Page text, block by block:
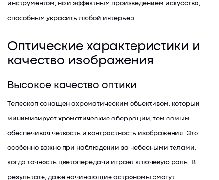
инструментом, но и эффектным произведением искусства,
способным украсить любой интерьер.
Оптические характеристики и
качество изображения
Высокое качество оптики
Телескоп оснащен ахроматическим объективом, который
минимизирует хроматические аберрации, тем самым
обеспечивая четкость и контрастность изображения. Это
особенно важно при наблюдении за небесными телами,
когда точность цветопередачи играет ключевую роль. В
результате, даже начинающие астрономы смогут